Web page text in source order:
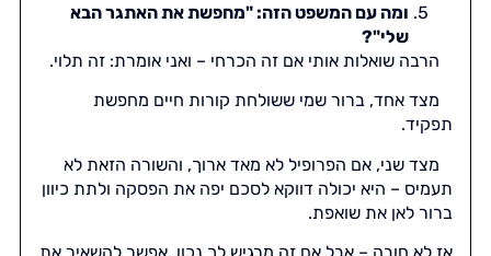
ומה עם המשפט הזה: "מחפשת את האתגר הבא
שלי"?
הרבה שואלות אותי אם זה הכרחי – ואני אומרת: זה תלוי.
מצד אחד, ברור שמי ששולחת קורות חיים מחפשת
תפקיד.
מצד שני, אם הפרופיל לא מאד ארוך, והשורה הזאת לא
תעמיס – היא יכולה דווקא לסכם יפה את הפסקה ולתת כיוון
ברור לאן את שואפת.